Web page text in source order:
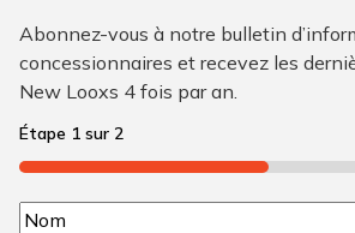
Abonnez-vous à notre bulletin
concessionnaires et recevez les
New Looxs 4 fois par an.
Étape 1 sur 2
50%
N